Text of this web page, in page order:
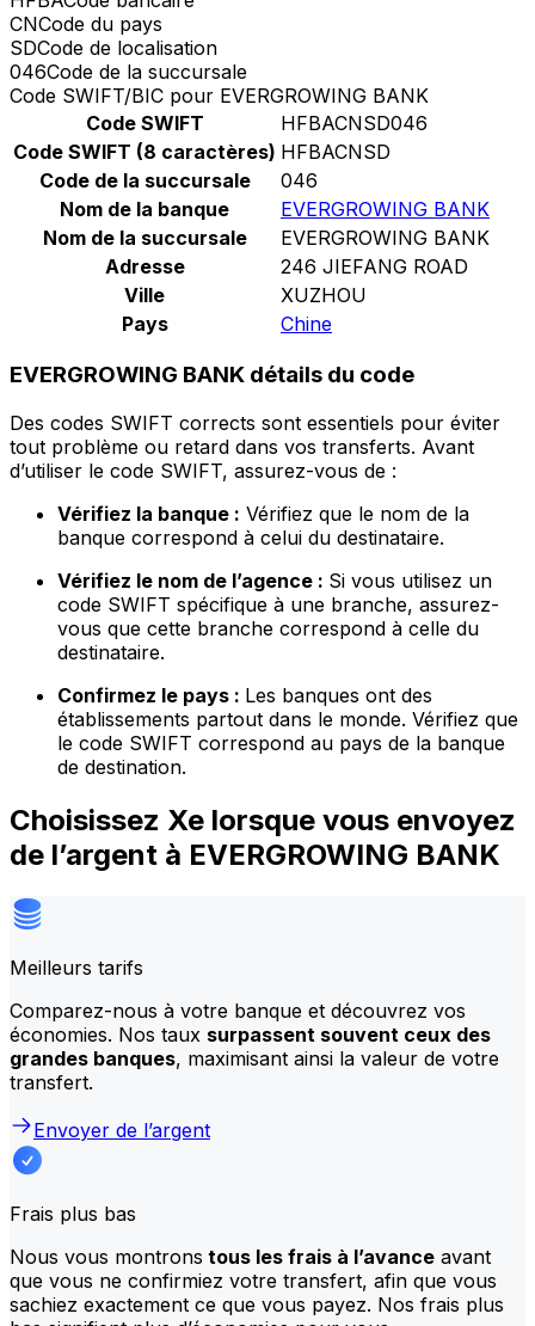
CNCode du pays
SDCode de localisation
046Code de la succursale
Code SWIFT/BIC pour EVERGROWING BANK
Code SWIFT
HFBACNSD046
Code SWIFT (8 caractères) HFBACNSD
Code de la succursale
046
Nom de la banque
EVERGROWING BANK
Nom de la succursale
EVERGROWING BANK
Adresse
246 JIEFANG ROAD
Ville
XUZHOU
Pays
Chine
EVERGROWING BANK détails du code
Des codes SWIFT corrects sont essentiels pour éviter
tout problème ou retard dans vos transferts. Avant
d’utiliser le code SWIFT, assurez-vous de :
Vérifiez la banque : Vérifiez que le nom de la
banque correspond à celui du destinataire.
Vérifiez le nom de l’agence : Si vous utilisez un
code SWIFT spécifique à une branche, assurez-
vous que cette branche correspond à celle du
destinataire.
Confirmez le pays : Les banques ont des
établissements partout dans le monde. Vérifiez que
le code SWIFT correspond au pays de la banque
de destination.
Choisissez Xe lorsque vous envoyez
de l’argent à EVERGROWING BANK
Meilleurs tarifs
Comparez-nous à votre banque et découvrez vos
économies. Nos taux surpassent souvent ceux des
grandes banques, maximisant ainsi la valeur de votre
transfert.
Envoyer de l’argent
Frais plus bas
Nous vous montrons tous les frais à l’avance avant
que vous ne confirmiez votre transfert, afin que vous
sachiez exactement ce que vous payez. Nos frais plus